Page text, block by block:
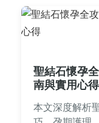
聖結石懷孕
南與實用心得
本文深度解析